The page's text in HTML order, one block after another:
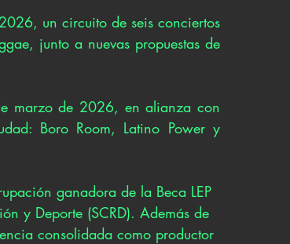
un circuito de seis conciertos
junto a nuevas propuestas de
marzo de 2026, en alianza con
Boro Room, Latino Power y
ganadora de la Beca LEP
y Deporte (SCRD). Además de
consolidada como productor